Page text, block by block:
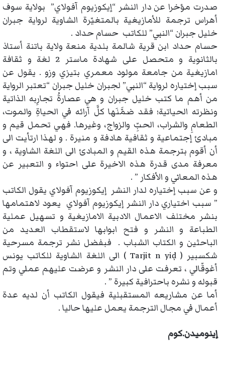
صدرت مؤخرا عن دار النشر “إيكوزيوم آفولاي” بولاية سوف
أهراس ترجمة للأمازيغية بالمتغيّرة الشاوية لرواية جبران
خليل جبران “النبي” للكاتب حسام حداد .
حسام حداد ابن قرية شالمة بلدية منعة ولاية باتنة أستاذ
بالثانوية و متحصل على شهادة ماستر 2 لغة و ثقافة
امازيغية من جامعة مولود معمري بتيزي وزو . يقول عن
سبب إختياره لرواية “النبي” لجبران خليل جبران “تعتبر الرواية
من أهم ما كتب خليل جبران و هي عصارةُ تجارِبه الذاتية
ونظرته الحياتية؛ فقد ضمَّنَها كلَّ آرائه في الحياةِ والموت،
الطعامِ والشراب، الحبِّ والزواج، وغيرها. فهي تحمل قيم و
مبادئ إجتماعية و ثقافية هادفة و منيرة . و لهذا ارتأيت الى
أن أقوم بترجمة هذه القيم و المبادئ الى اللغة الشاوية ، و
معرفة مدى قدرة هذه الاخيرة على احتواء و التعبير عن
هذه المعاني و الأفكار ” .
و عن سبب إختياره لدار النشر إيكوزيوم آفولاي يقول الكاتب
” سبب اختياري دار النشر إيكوزيوم آفولاي يعود لاهتمامها
بنشر مختلف الاعمال الادبية الامازيغية و تسهيل عملية
الطباعة و النشر و فتح ابوابها لاستقطاب العديد من
الباحثين و الكتاب الشباب . فبفضل نشر ترجمة مسرحية
شكسبير ( Tarjit n yiḍ ) الى اللغة الشاوية للكاتب يونس
أغوقّالي ، تعرفت على دار النشر و عرضت عليهم عملي وتم
قبوله و نشره باحترافية كبيرة ” .
أما عن مشاريعه المستقبلية فيقول الكاتب أن لديه عدة
أعمال في مجال الترجمة يعمل عليها حاليا .
إينوميدن.كوم